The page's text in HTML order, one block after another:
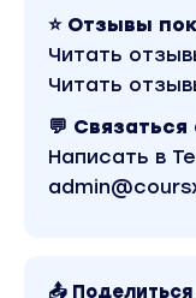
будем не
запас, но
то есть
Пройдя этот
пытаться что-
отскакивать.
⭐ Отзывы
Читать
Читать
💬
Написать в
📤